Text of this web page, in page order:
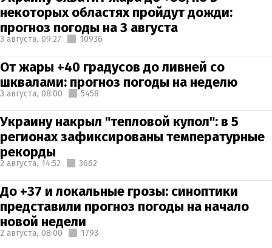
некоторых областях пройдут дожди:
прогноз погоды на 3 августа
3 августа, 09:27 10936
От жары +40 градусов до ливней со
шквалами: прогноз погоды на неделю
3 августа, 08:00 5458
Украину накрыл "тепловой купол": в 5
регионах зафиксированы температурные
рекорды
2 августа, 14:52 3662
До +37 и локальные грозы: синоптики
представили прогноз погоды на начало
новой недели
2 августа, 08:00 1793